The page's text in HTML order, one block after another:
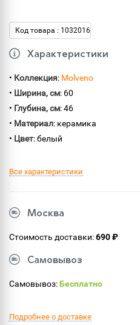
Код товара : 1032016
Характеристики
• Коллекция: Molveno
• Ширина, см: 60
• Глубина, см: 46
• Материал: керамика
• Цвет: белый
Все характеристики
Москва
Стоимость доставки:690 ₽
Самовывоз
Самовывоз:Бесплатно
Подробнее о доставке